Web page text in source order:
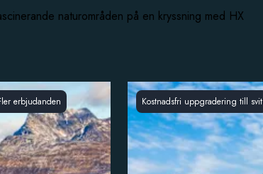
naturområden på en kryssning med HX
erbjudanden Kostnadsfri uppgradering till svit